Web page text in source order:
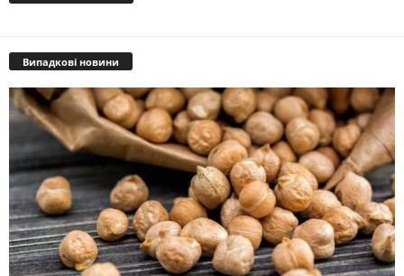
Випадкові новини